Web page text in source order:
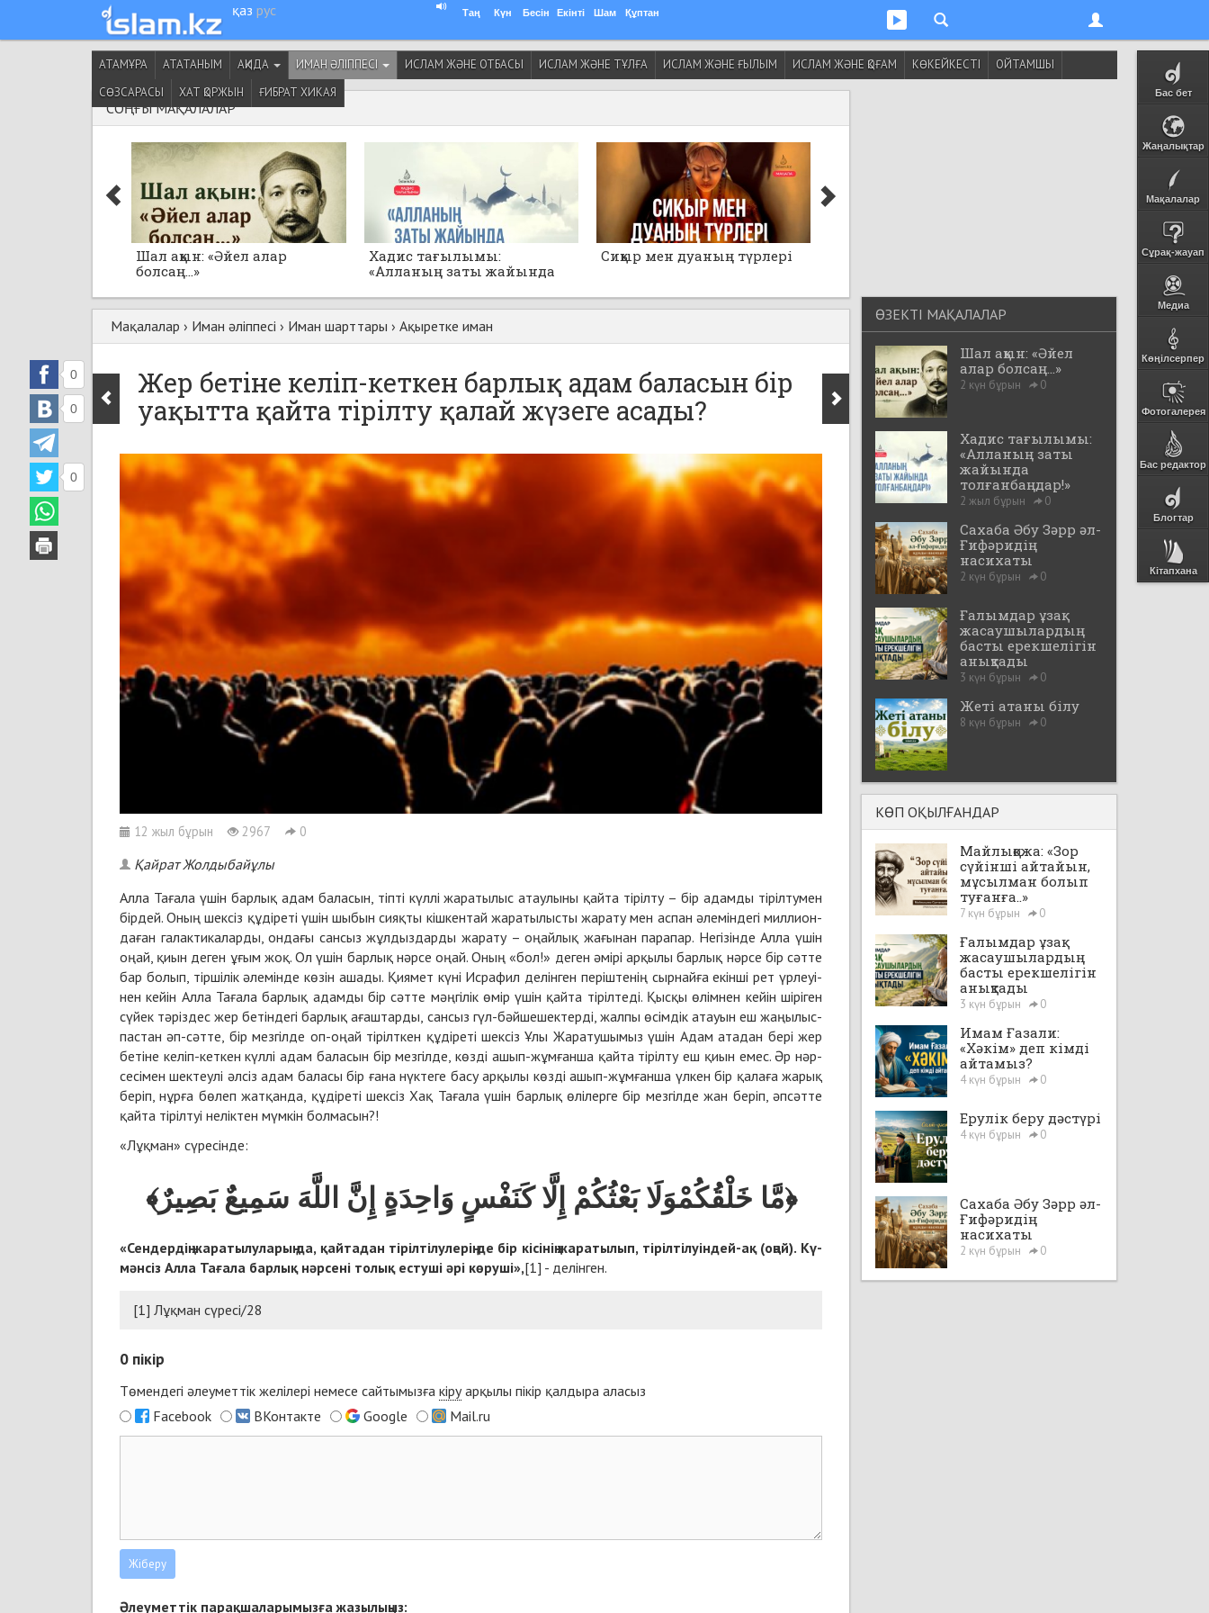
қаз рус Таң Күн Бесін Екінті Шам Құптан
Бас бет
Жаңалықтар
Мақалалар
Сұрақ-жауап
Медиа
Көңілсерпер
Фотогалерея
Бас редактор
Блогтар
Кітапхана
АТАМҰРА АТАТАНЫМ АҚИДА ИМАН ӘЛІППЕСІ ИСЛАМ ЖӘНЕ ОТБАСЫ ИСЛАМ ЖӘНЕ ТҰЛҒА ИСЛАМ ЖӘНЕ ҒЫЛЫМ ИСЛАМ ЖӘНЕ ҚОҒАМ КӨКЕЙКЕСТІ
ОЙТАМШЫ
СӨЗСАРАСЫ
ХАТ ҚОРЖЫН ҒИБРАТ ХИКАЯ
СОҢҒЫ МАҚАЛАЛАР
Шал ақын: «Әйел алар
болсаң...»
Хадис тағылымы:
«Алланың заты жайында
Сиқыр мен дуаның түрлері
Ғалымдар ұзақ
жасаушылардың
ерекшелігін
Мақалалар › Иман әліппесі › Иман шарттары › Ақыретке иман
Жер бе­ті­не ке­ліп-кет­кен бар­лық адам ба­ла­сын бір
уа­қыт­та қай­та ті­ріл­ту қа­лай жүзеге асады?
12 жыл бұрын 2967 0
0
0
0
Қайрат Жолдыбайұлы
Алла Та­ға­ла үшін бар­лық адам ба­ла­сын, тіп­ті күл­лі жа­ра­ты­лыс атаулыны қай­та ті­ріл­ту – бір адам­ды ті­ріл­ту­мен
бір­дей. Оның шек­сіз құ­ді­ре­ті үшін шы­бын сияқ­ты кіш­кен­тай жа­ра­ты­лыс­ты жа­ра­ту мен ас­пан әле­мін­де­гі мил­лион­
да­ған га­лак­ти­ка­лар­ды, он­да­ғы сан­сыз жұл­дыз­дар­ды жа­ра­ту – оңай­лық жа­ғы­нан па­рапар. Не­гі­зін­де Алла үшін
оңай, қиын де­ген ұғым жоқ. Ол үшін бар­лық нәр­се оңай. Оның «бол!» де­ген әмі­рі ар­қы­лы бар­лық нәр­се бір сәт­те
бар бо­лып, тір­ші­лік әле­мін­де кө­зін аша­ды. Қия­мет кү­ні Ис­ра­фил де­лін­ген пе­ріш­те­нің сыр­най­ға екін­ші рет үр­леуі­
нен кейін Алла Та­ға­ла бар­лық адам­ды бір сәт­те мәң­гі­лік өмір үшін қай­та ті­ріл­те­ді. Қыс­қы өлім­нен кейін ші­рі­ген
сүйек тә­різ­дес жер бе­тін­де­гі бар­лық ағаш­тар­ды, сан­сыз гүл-бәй­ше­шек­тер­ді, жал­пы өсім­дік атауын еш жа­ңы­лыс­
па­стан әп-сәт­те, бір мез­гіл­де оп-оңай ті­рі­лт­кен құ­ді­ре­ті шек­сіз Ұлы Жа­ра­ту­шы­мыз үшін Адам ата­дан бе­рі жер
бе­ті­не ке­ліп-кет­кен күл­лі адам ба­ла­сын бір мез­гіл­де, көз­ді ашып-жұм­ған­ша қай­та ті­ріл­ту еш қиын емес. Әр нәр­
се­сі­мен шектеу­лі әл­сіз адам ба­ла­сы бір ға­на нүк­те­ге ба­су ар­қы­лы көз­ді ашып-жұм­ған­ша үл­кен бір қа­ла­ға жа­рық
бе­ріп, нұр­ға бө­леп жат­қан­да, құ­ді­ре­ті шек­сіз Хақ Та­ға­ла үшін бар­лық өлі­лер­ге бір мез­гіл­де жан бе­ріп, әпсәт­те
қай­та ті­ріл­туі не­лік­тен мүм­кін бол­ма­сын?!
«Лұқ­ман» сү­ре­сін­де:
﴿مَّا خَلْقُكُمْوَلَا بَعْثُكُمْ إِلَّا كَنَفْسٍ وَاحِدَةٍ إِنَّ اللَّهَ سَمِيعٌ بَصِيرٌ﴾
«Сен­дер­дің жа­ра­ты­лу­ла­рың да, қай­та­дан ті­ріл­ті­лу­ле­рің де бір кі­сі­нің жа­ра­ты­лып, ті­ріл­ті­луін­дей-ақ (оңай). Кү­
мән­сіз Алла Та­ға­ла бар­лық нәр­се­ні то­лық ес­ту­ші әрі кө­ру­ші»,[1] - де­лін­ген.
[1] Лұқ­ман сү­ре­сі/28
0 пікір
Төмендегі әлеуметтік желілері немесе сайтымызға кіруарқылы пікір қалдыра аласыз
Facebook
ВКонтакте Google Mail.ru
Әлеуметтік парақшаларымызға жазылыңыз:
ӨЗЕКТІ МАҚАЛАЛАР
Шал ақын: «Әйел
алар болсаң...»
2 күн бұрын 0
Хадис тағылымы:
«Алланың заты
жайында
толғанбаңдар!»
2 жыл бұрын 0
Сахаба Әбу Зәрр әл-
Ғифәридің
насихаты
2 күн бұрын 0
Ғалымдар ұзақ
жасаушылардың
басты ерекшелігін
анықтады
3 күн бұрын 0
Жеті атаны білу
8 күн бұрын 0
КӨП ОҚЫЛҒАНДАР
Майлықожа: «Зор
сүйінші айтайын,
мұсылман болып
туғанға..»
7 күн бұрын 0
Ғалымдар ұзақ
жасаушылардың
басты ерекшелігін
анықтады
3 күн бұрын 0
Имам Ғазали:
«Хәкім» деп кімді
айтамыз?
4 күн бұрын 0
Ерулік беру дәстүрі
4 күн бұрын 0
Сахаба Әбу Зәрр әл-
Ғифәридің
насихаты
2 күн бұрын 0